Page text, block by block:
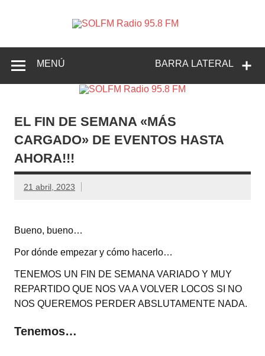
Radio
95.8 FM
Crevillente, Radio en Vega Baja y Radio en el Medio
BARRA LATERAL
MENÚ
EL FIN DE SEMANA «MÁS
CARGADO» DE EVENTOS HASTA
AHORA!!!
21 abril, 2023
Bueno, bueno…
Por dónde empezar y cómo hacerlo…
TENEMOS UN FIN DE SEMANA VARIADO Y MUY
REPARTIDO QUE NOS VA A VOLVER LOCOS SI NO
NOS QUEREMOS PERDER ABSLUTAMENTE NADA.
Tenemos…